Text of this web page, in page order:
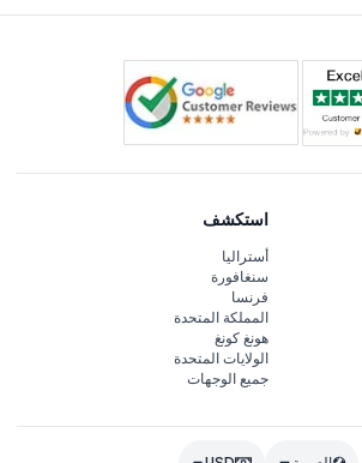
استكشف
أستراليا
سنغافورة
فرنسا
المملكة المتحدة
هونغ كونغ
الولايات المتحدة
جميع الوجهات